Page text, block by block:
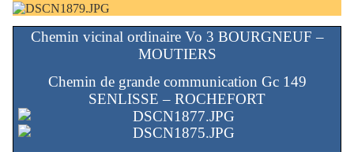
Chemin vicinal ordinaire Vo 3 BOURGNEUF –
MOUTIERS
Chemin de grande communication Gc 149
SENLISSE – ROCHEFORT